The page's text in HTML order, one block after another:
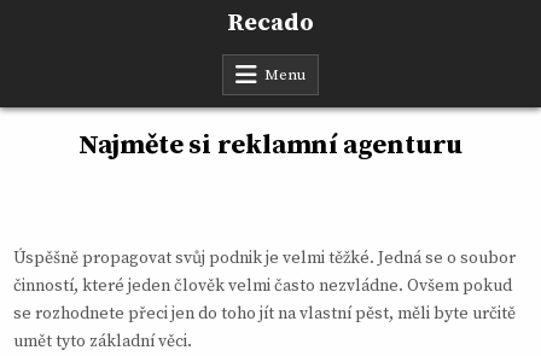
Recado
Menu
Najměte si reklamní agenturu
Úspěšně propagovat svůj podnik je velmi těžké. Jedná se o soubor
činností, které jeden člověk velmi často nezvládne. Ovšem pokud
se rozhodnete přeci jen do toho jít na vlastní pěst, měli byte určitě
umět tyto základní věci.